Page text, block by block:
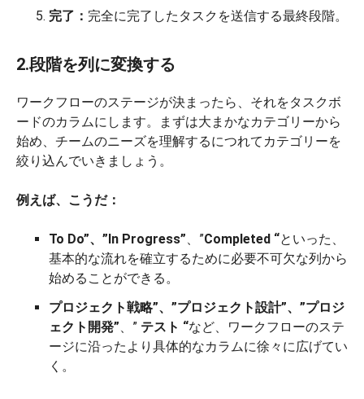
完了： 完全に完了したタスクを送信する最終段階。
2.段階を列に変換する
ワークフローのステージが決まったら、それをタスクボ
ードのカラムにします。まずは大まかなカテゴリーから
始め、チームのニーズを理解するにつれてカテゴリーを
絞り込んでいきましょう。
例えば、こうだ：
To Do”、”In Progress” 、”Completed “といった、
基本的な流れを確立するために必要不可欠な列から
始めることができる。
プロジェクト戦略”、”プロジェクト設計”、”プロジ
ェクト開発” 、” テスト “など、ワークフローのステ
ージに沿ったより具体的なカラムに徐々に広げてい
く。